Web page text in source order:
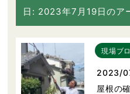
日: 2023年7月19日のア
現場ブ
2023/
屋根の